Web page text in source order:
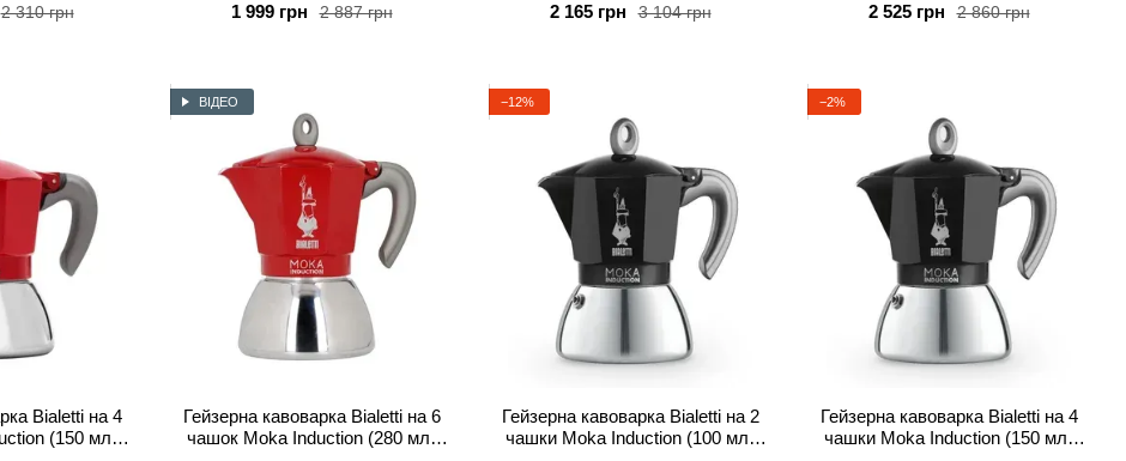
2 310 грн 2 887 грн
1 999 грн 3 104 грн
2 165 грн 2 860 грн
2 525 грн
Bialetti на 4
(150 мл)
ВІДЕО
Гейзерна кавоварка Bialetti на 6
чашок Moka Induction (280 мл)
−12%
Гейзерна кавоварка Bialetti на 2
чашки Moka Induction (100 мл)
−2%
Гейзерна кавоварка Bialetti на 4
чашки Moka Induction (150 мл)